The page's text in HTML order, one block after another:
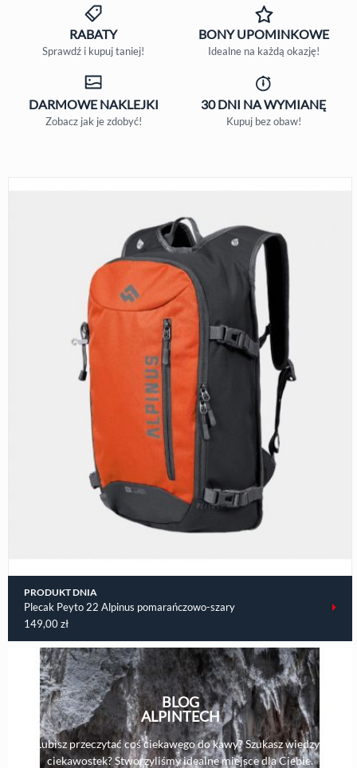
RABATY
Sprawdź i kupuj taniej!
BONYUPOMINKOWE
Idealne na każdą okazję!
DARMOWENAKLEJKI
Zobacz jak je zdobyć!
30 DNI NA WYMIANĘ
Kupuj bez obaw!
PRODUKT DNIA
Plecak Peyto 22 Alpinus pomarańczowo-szary
149,00zł
BLOG
ALPINTECH
Lubisz przeczytać coś ciekawego do kawy? Szukasz wiedzy i
ciekawostek? Stworzyliśmy idealne miejsce dla Ciebie.